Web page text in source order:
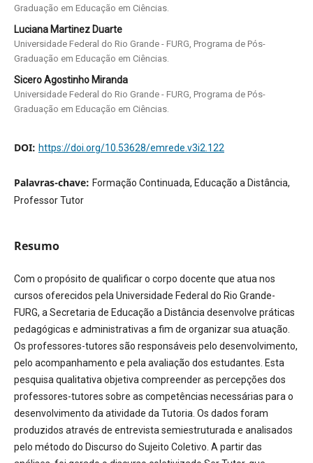
Graduação em Educação em Ciências.
Luciana Martinez Duarte
Universidade Federal do Rio Grande - FURG, Programa de Pós-
Graduação em Educação em Ciências.
Sicero Agostinho Miranda
Universidade Federal do Rio Grande - FURG, Programa de Pós-
Graduação em Educação em Ciências.
DOI: https://doi.org/10.53628/emrede.v3i2.122
Palavras-chave: Formação Continuada, Educação a Distância,
Professor Tutor
Resumo
Com o propósito de qualificar o corpo docente que atua nos
cursos oferecidos pela Universidade Federal do Rio Grande-
FURG, a Secretaria de Educação a Distância desenvolve práticas
pedagógicas e administrativas a fim de organizar sua atuação.
Os professores-tutores são responsáveis pelo desenvolvimento,
pelo acompanhamento e pela avaliação dos estudantes. Esta
pesquisa qualitativa objetiva compreender as percepções dos
professores-tutores sobre as competências necessárias para o
desenvolvimento da atividade da Tutoria. Os dados foram
produzidos através de entrevista semiestruturada e analisados
pelo método do Discurso do Sujeito Coletivo. A partir das